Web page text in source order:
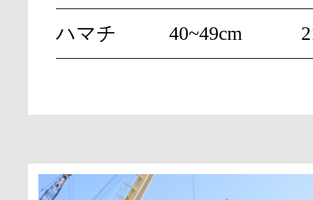
ハマチ 40~49cm